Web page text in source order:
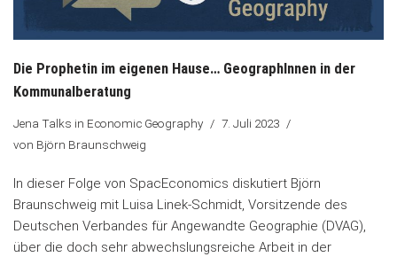
Die Prophetin im eigenen Hause… GeographInnen in der
Kommunalberatung
Jena Talks in Economic Geography
7. Juli 2023
von Björn Braunschweig
In dieser Folge von SpacEconomics diskutiert Björn
Braunschweig mit Luisa Linek-Schmidt, Vorsitzende des
Deutschen Verbandes für Angewandte Geographie (DVAG),
über die doch sehr abwechslungsreiche Arbeit in der